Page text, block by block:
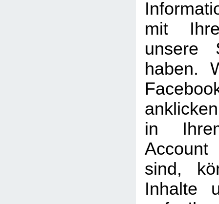
mit
unsere
haben.
in
sind,
Inhalte